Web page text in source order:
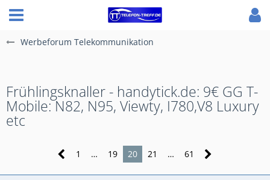
Werbeforum Telekommunikation
Frühlingsknaller - handytick.de: 9€ GG T-
Mobile: N82, N95, Viewty, I780,V8 Luxury
etc
1 … 19 20 21 … 61